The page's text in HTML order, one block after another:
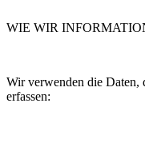
WIE WIR
Wir verwenden die Daten,
erfassen: